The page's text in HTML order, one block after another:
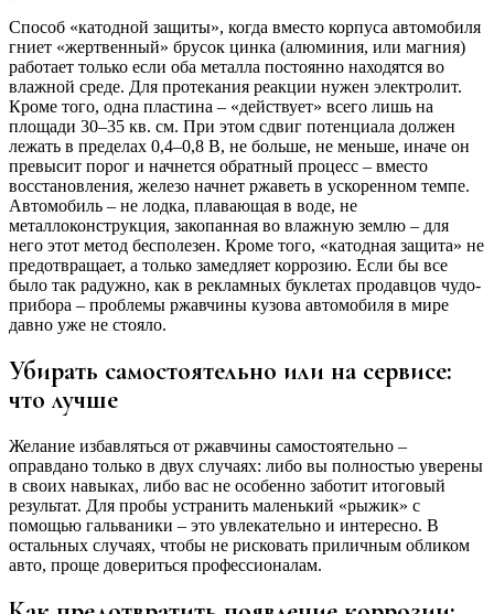
Способ «катодной защиты», когда вместо корпуса автомобиля
гниет «жертвенный» брусок цинка (алюминия, или магния)
работает только если оба металла постоянно находятся во
влажной среде. Для протекания реакции нужен электролит.
Кроме того, одна пластина – «действует» всего лишь на
площади 30–35 кв. см. При этом сдвиг потенциала должен
лежать в пределах 0,4–0,8 В, не больше, не меньше, иначе он
превысит порог и начнется обратный процесс – вместо
восстановления, железо начнет ржаветь в ускоренном темпе.
Автомобиль – не лодка, плавающая в воде, не
металлоконструкция, закопанная во влажную землю – для
него этот метод бесполезен. Кроме того, «катодная защита» не
предотвращает, а только замедляет коррозию. Если бы все
было так радужно, как в рекламных буклетах продавцов чудо-
прибора – проблемы ржавчины кузова автомобиля в мире
давно уже не стояло.
Убирать самостоятельно или на сервисе:
что лучше
Желание избавляться от ржавчины самостоятельно –
оправдано только в двух случаях: либо вы полностью уверены
в своих навыках, либо вас не особенно заботит итоговый
результат. Для пробы устранить маленький «рыжик» с
помощью гальваники – это увлекательно и интересно. В
остальных случаях, чтобы не рисковать приличным обликом
авто, проще довериться профессионалам.